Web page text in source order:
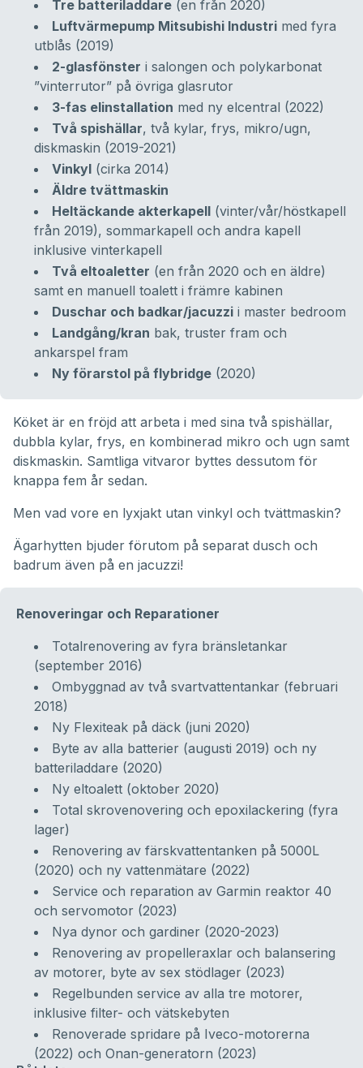
Tre batteriladdare (en från 2020)
Luftvärmepump Mitsubishi Industri med fyra
utblås (2019)
2-glasfönster i salongen och polykarbonat
”vinterrutor” på övriga glasrutor
3-fas elinstallation med ny elcentral (2022)
Två spishällar, två kylar, frys, mikro/ugn,
diskmaskin (2019-2021)
Vinkyl (cirka 2014)
Äldre tvättmaskin
Heltäckande akterkapell (vinter/vår/höstkapell
från 2019), sommarkapell och andra kapell
inklusive vinterkapell
Två eltoaletter (en från 2020 och en äldre)
samt en manuell toalett i främre kabinen
Duschar och badkar/jacuzzi i master bedroom
Landgång/kran bak, truster fram och
ankarspel fram
Ny förarstol på flybridge (2020)
Köket är en fröjd att arbeta i med sina två spishällar,
dubbla kylar, frys, en kombinerad mikro och ugn samt
diskmaskin. Samtliga vitvaror byttes dessutom för
knappa fem år sedan.
Men vad vore en lyxjakt utan vinkyl och tvättmaskin?
Ägarhytten bjuder förutom på separat dusch och
badrum även på en jacuzzi!
Renoveringar och Reparationer
Totalrenovering av fyra bränsletankar
(september 2016)
Ombyggnad av två svartvattentankar (februari
2018)
Ny Flexiteak på däck (juni 2020)
Byte av alla batterier (augusti 2019) och ny
batteriladdare (2020)
Ny eltoalett (oktober 2020)
Total skrovenovering och epoxilackering (fyra
lager)
Renovering av färskvattentanken på 5000L
(2020) och ny vattenmätare (2022)
Service och reparation av Garmin reaktor 40
och servomotor (2023)
Nya dynor och gardiner (2020-2023)
Renovering av propelleraxlar och balansering
av motorer, byte av sex stödlager (2023)
Regelbunden service av alla tre motorer,
inklusive filter- och vätskebyten
Renoverade spridare på Iveco-motorerna
(2022) och Onan-generatorn (2023)